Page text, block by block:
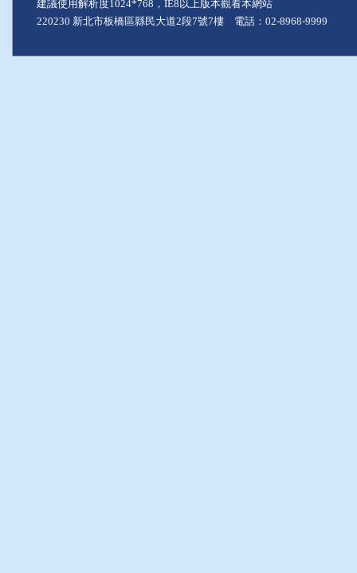
建議使用解析度1024*768，IE8以上版本觀看本網站
220230 新北市板橋區縣民大道2段7號7樓 電話：02-8968-9999